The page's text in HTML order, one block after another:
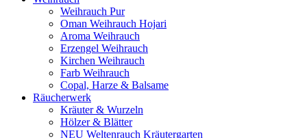
Weihrauch Pur
Oman Weihrauch Hojari
Aroma Weihrauch
Erzengel Weihrauch
Kirchen Weihrauch
Farb Weihrauch
Copal, Harze & Balsame
Räucherwerk
Kräuter & Wurzeln
Hölzer & Blätter
NEU Weltenrauch Kräutergarten